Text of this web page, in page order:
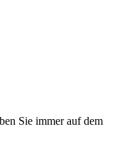
Sie immer auf dem